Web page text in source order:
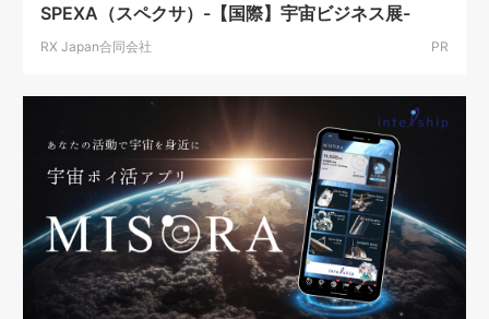
SPEXA（スペクサ）-【国際】宇宙ビジネス展-
RX Japan合同会社 PR